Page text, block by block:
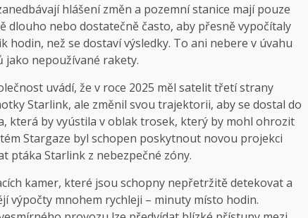
hlášení změn a pozemní stanice mají pouze
nebo dostatečně často, aby přesně vypočítaly
než se dostaví výsledky. To ani nebere v úvahu
jako nepoužívané rakety.
uvádí, že v roce 2025 měl satelit třetí strany
Starlink, ale změnil svou trajektorii, aby se dostal do
která by vyústila v oblak trosek, který by mohl ohrozit
Stargaze byl schopen poskytnout novou projekci
ptáka Starlink z nebezpečné zóny.
kamer, které jsou schopny nepřetržitě detekovat a
výpočty mnohem rychleji – minuty místo hodin.